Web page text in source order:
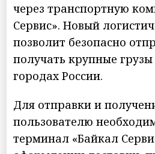
через транспортную
Сервис». Новый
позволит безопасно
получать крупные грузы
городах России.
Для отправки и
пользователю
терминал «Байкал